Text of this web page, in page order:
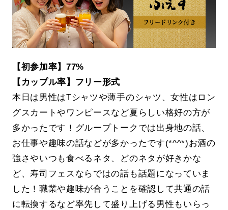
【初参加率】77%
【カップル率】フリー形式
本日は男性はTシャツや薄手のシャツ、女性はロン
グスカートやワンピースなど夏らしい格好の方が
多かったです！グループトークでは出身地の話、
お仕事や趣味の話などが多かったです(*^^*)お酒の
強さやいつも食べるネタ、どのネタが好きかな
ど、寿司フェスならではの話も話題になっていま
した！職業や趣味が合うことを確認して共通の話
に転換するなど率先して盛り上げる男性もいらっ